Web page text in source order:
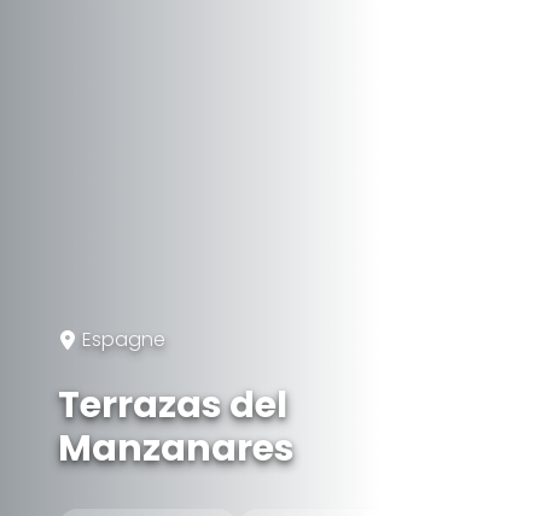
Espagne
Terrazas del
Manzanares